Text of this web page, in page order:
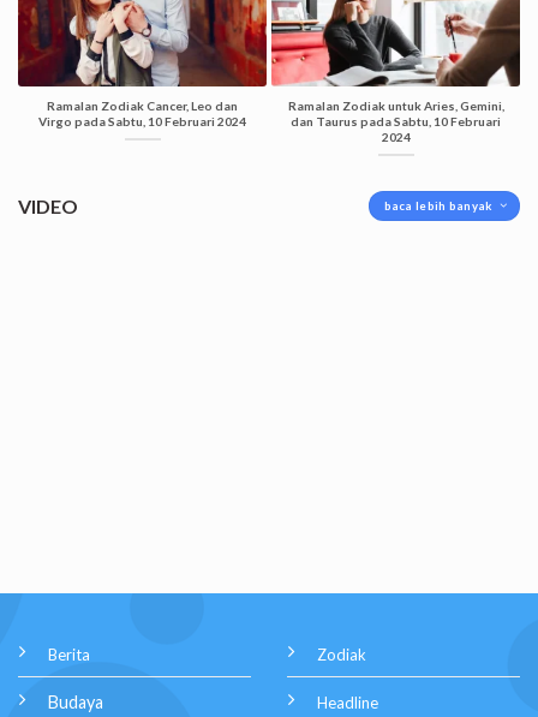
Ramalan Zodiak Cancer, Leo dan
Virgo pada Sabtu, 10 Februari 2024
Ramalan Zodiak untuk Aries, Gemini,
dan Taurus pada Sabtu, 10 Februari
2024
VIDEO baca lebih banyak
Berita
Budaya
Zodiak
Headline